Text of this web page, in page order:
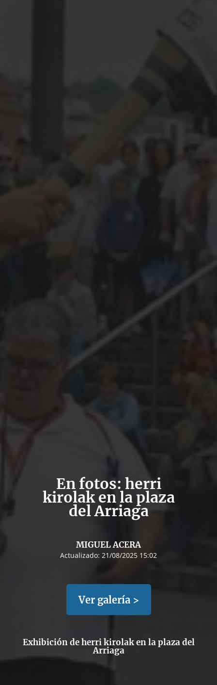
En fotos: herri
kirolak en la plaza
del Arriaga
MIGUEL ACERA
Actualizado: 21/08/2025 15:02
Ver galería >
Exhibición de herri kirolak en la plaza del
Arriaga